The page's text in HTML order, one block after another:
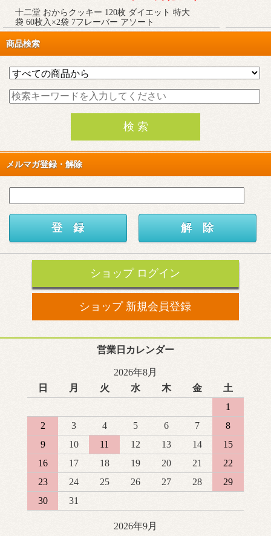
十二堂 おからクッキー 120枚 ダイエット 特大
袋 60枚入×2袋 7フレーバー アソート
商品検索
メルマガ登録・解除
ショップ ログイン
ショップ 新規会員登録
営業日カレンダー
2026年8月
日
月 火 水 木 金
土
1
2
3 4 5 6 7
8
9
10 11 12 13 14
15
16
17 18 19 20 21
22
23
24 25 26 27 28
29
30
31
2026年9月